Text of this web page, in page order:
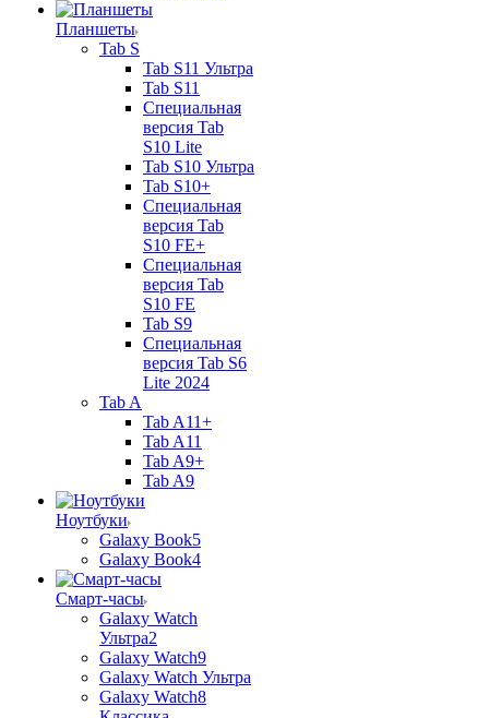
Планшеты
Tab S
Tab S11 Ультра
Tab S11
Специальная
версия Tab
S10 Lite
Tab S10 Ультра
Tab S10+
Специальная
версия Tab
S10 FE+
Специальная
версия Tab
S10 FE
Tab S9
Специальная
версия Tab S6
Lite 2024
Tab A
Tab A11+
Tab A11
Tab A9+
Tab A9
Ноутбуки
Galaxy Book5
Galaxy Book4
Смарт-часы
Galaxy Watch
Ультра2
Galaxy Watch9
Galaxy Watch Ультра
Galaxy Watch8